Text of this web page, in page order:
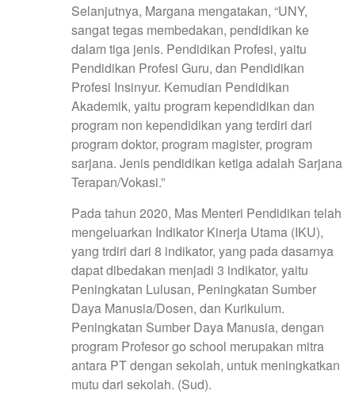
Selanjutnya, Margana mengatakan, “UNY,
sangat tegas membedakan, pendidikan ke
dalam tiga jenis. Pendidikan Profesi, yaitu
Pendidikan Profesi Guru, dan Pendidikan
Profesi Insinyur. Kemudian Pendidikan
Akademik, yaitu program kependidikan dan
program non kependidikan yang terdiri dari
program doktor, program magister, program
sarjana. Jenis pendidikan ketiga adalah Sarjana
Terapan/Vokasi.”
Pada tahun 2020, Mas Menteri Pendidikan telah
mengeluarkan Indikator Kinerja Utama (IKU),
yang trdiri dari 8 indikator, yang pada dasarnya
dapat dibedakan menjadi 3 indikator, yaitu
Peningkatan Lulusan, Peningkatan Sumber
Daya Manusia/Dosen, dan Kurikulum.
Peningkatan Sumber Daya Manusia, dengan
program Profesor go school merupakan mitra
antara PT dengan sekolah, untuk meningkatkan
mutu dari sekolah. (Sud).